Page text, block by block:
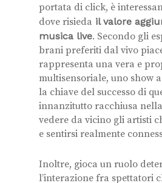
portata di click, è
dove risieda il valore
musica live. Secondo gli
brani preferiti dal vivo
rappresenta una vera e
multisensoriale, uno show
la chiave del successo di
innanzitutto racchiusa
vedere da vicino gli artisti
e sentirsi realmente
Inoltre, gioca un ruolo
l’interazione fra spettatori